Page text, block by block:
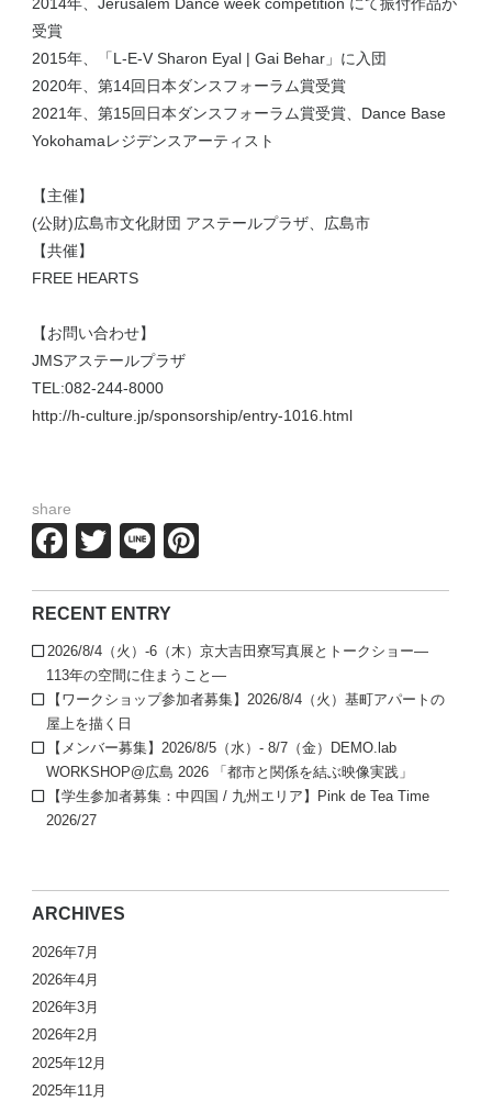
受賞
2015年、「L-E-V Sharon Eyal | Gai Behar」に入団
2020年、第14回日本ダンスフォーラム賞受賞
2021年、第15回日本ダンスフォーラム賞受賞、Dance Base
Yokohamaレジデンスアーティスト
【主催】
(公財)広島市文化財団 アステールプラザ、広島市
【共催】
FREE HEARTS
【お問い合わせ】
JMSアステールプラザ
TEL:082-244-8000
http://h-culture.jp/sponsorship/entry-1016.html
share
Facebook
Twitter
Line
RECENT ENTRY
2026/8/4（火）-6（木）京大吉田寮写真展とトークショー—
113年の空間に住まうこと—
【ワークショップ参加者募集】2026/8/4（火）基町アパートの
屋上を描く日
【メンバー募集】2026/8/5（水）- 8/7（金）DEMO.lab
WORKSHOP@広島 2026 「都市と関係を結ぶ映像実践」
【学生参加者募集：中四国 / 九州エリア】Pink de Tea Time
2026/27
ARCHIVES
2026年7月
2026年4月
2026年3月
2026年2月
2025年12月
2025年11月